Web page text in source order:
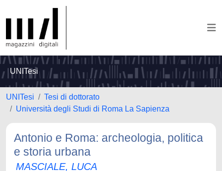
UNITesi
UNITesi
Tesi di dottorato
Università degli Studi di Roma La Sapienza
Antonio e Roma: archeologia, politica
e storia urbana
MASCIALE, LUCA